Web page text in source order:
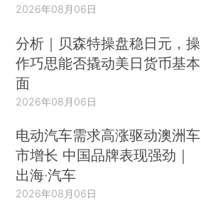
2026年08月06日
分析｜贝森特操盘稳日元，操
作巧思能否撬动美日货币基本
面
2026年08月06日
电动汽车需求高涨驱动澳洲车
市增长 中国品牌表现强劲｜
出海·汽车
2026年08月06日